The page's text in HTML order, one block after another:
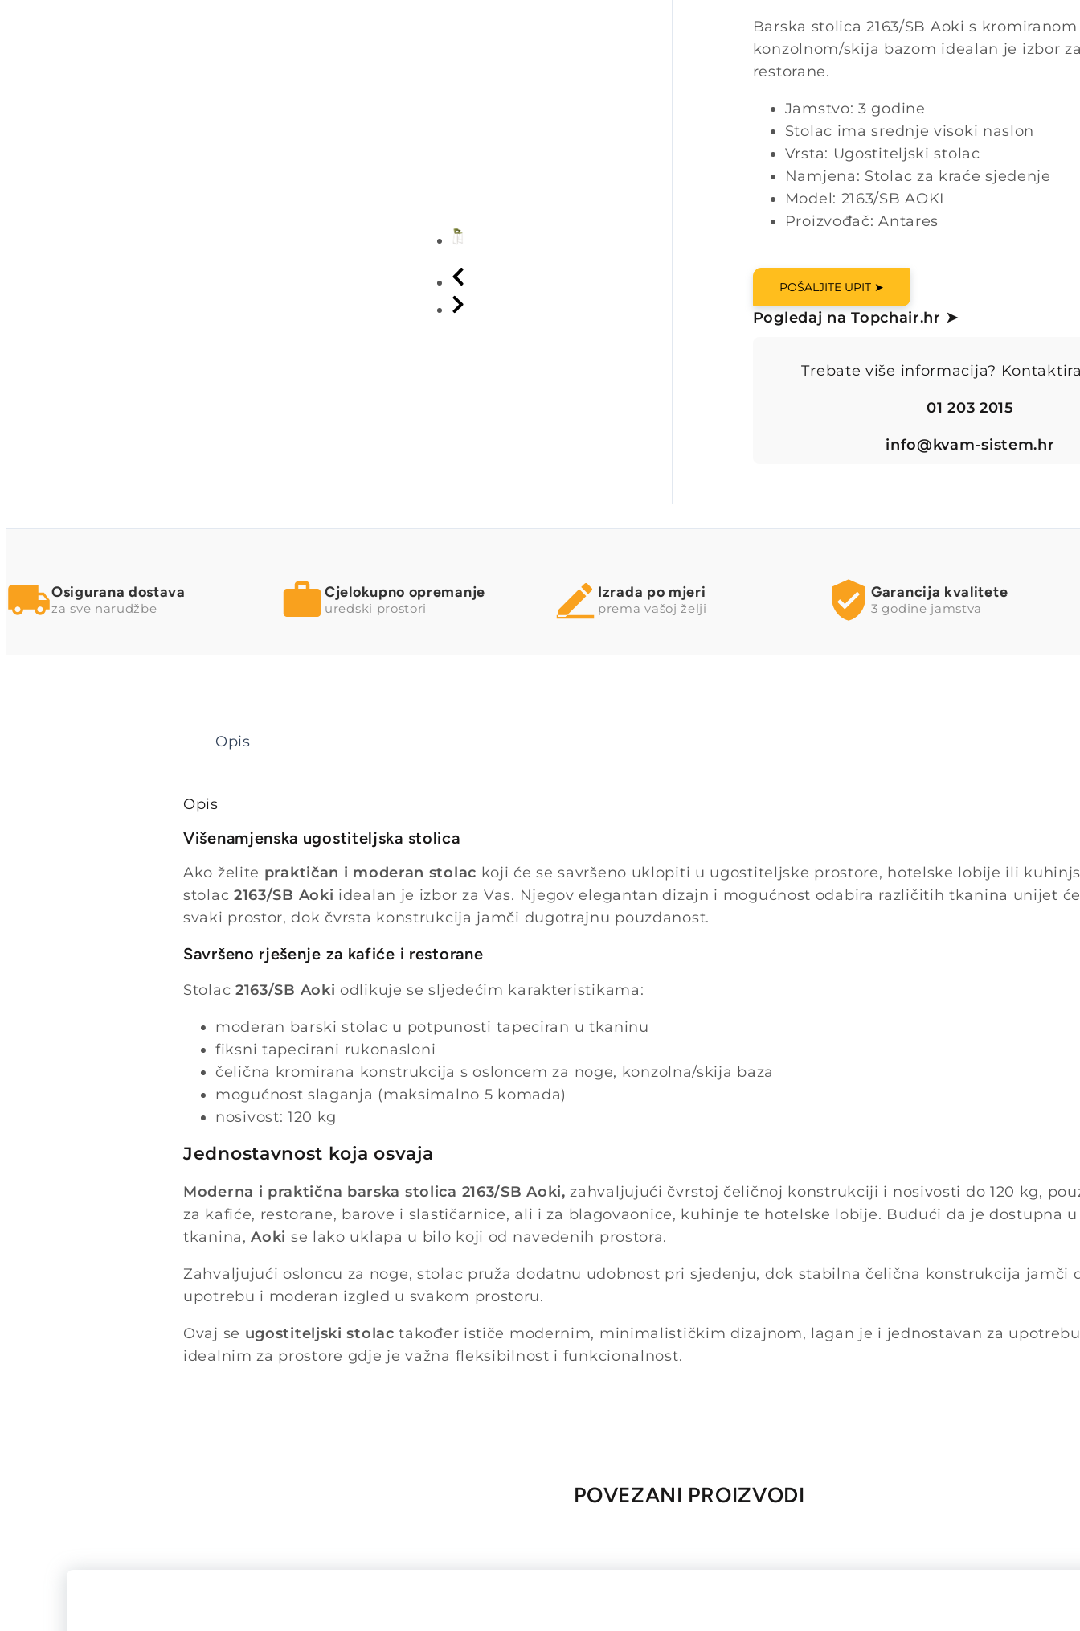
Barska stolica 2163/SB Aoki s kromiranom
konzolnom/skija bazom idealan je izbor
restorane.
Jamstvo: 3 godine
Stolac ima srednje visoki naslon
Vrsta: Ugostiteljski stolac
Namjena: Stolac za kraće sjedenje
Model: 2163/SB AOKI
Proizvođač: Antares
POŠALJITE UPIT ➤
Pogledaj na Topchair.hr ➤
Trebate više informacija?
01 203 2015
info@kvam-sistem.hr
Osigurana dostava
za sve narudžbe
Cjelokupno opremanje
uredski prostori
Izrada po mjeri
prema vašoj želji
Garancija kvalitete
3 godine jamstva
Opis
Opis
Višenamjenska ugostiteljska stolica
Ako želite praktičan i moderan stolac koji će se savršeno uklopiti u ugostiteljske prostore, hotelske lobije ili
stolac 2163/SB Aoki idealan je izbor za Vas. Njegov elegantan dizajn i mogućnost odabira različitih tkanina unijet
svaki prostor, dok čvrsta konstrukcija jamči dugotrajnu pouzdanost.
Savršeno rješenje za kafiće i restorane
Stolac 2163/SB Aoki odlikuje se sljedećim karakteristikama:
moderan barski stolac u potpunosti tapeciran u tkaninu
fiksni tapecirani rukonasloni
čelična kromirana konstrukcija s osloncem za noge, konzolna/skija baza
mogućnost slaganja (maksimalno 5 komada)
nosivost: 120 kg
Jednostavnost koja osvaja
Moderna i praktična barska stolica 2163/SB Aoki, zahvaljujući čvrstoj čeličnoj konstrukciji i nosivosti do 120 kg,
za kafiće, restorane, barove i slastičarnice, ali i za blagovaonice, kuhinje te hotelske lobije. Budući da je dostupna
tkanina, Aoki se lako uklapa u bilo koji od navedenih prostora.
Zahvaljujući osloncu za noge, stolac pruža dodatnu udobnost pri sjedenju, dok stabilna čelična konstrukcija jamči
upotrebu i moderan izgled u svakom prostoru.
Ovaj se ugostiteljski stolac također ističe modernim, minimalističkim dizajnom, lagan je i jednostavan za
idealnim za prostore gdje je važna fleksibilnost i funkcionalnost.
POVEZANI PROIZVODI